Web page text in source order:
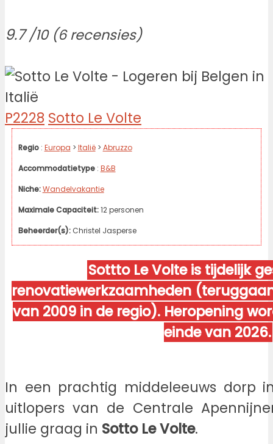
9.7 /10 (6 recensies)
P2228 Sotto Le Volte
Regio: Europa > Italië> Abruzzo
Accommodatietype: B&B
Niche:Wandelvakantie
Maximale Capaciteit:12 personen
Beheerder(s): Christel Jasperse
Sottto Le Volte is tijdelijk
renovatiewerkzaamheden
van 2009 in de regio). Heropening
einde van 2026.
In een prachtig middeleeuws dorp
uitlopers van de Centrale
jullie graag in Sotto Le Volte.